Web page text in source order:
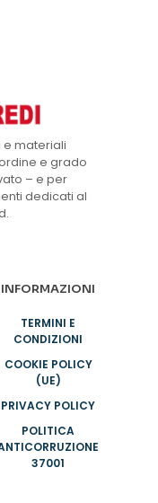
materiali
e grado
– e per
dedicati al
INFORMAZIONI
TERMINI E
CONDIZIONI
COOKIE POLICY
(UE)
PRIVACY POLICY
POLITICA
37001